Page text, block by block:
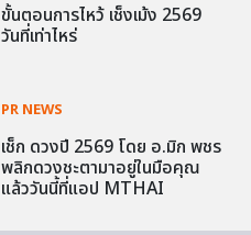
ขั้นตอนการไหว้ เช็งเม้ง 2569
วันที่เท่าไหร่
PR NEWS
เช็ก ดวงปี 2569 โดย อ.มิก พชร
พลิกดวงชะตามาอยู่ในมือคุณ
แล้ววันนี้ที่แอป MTHAI